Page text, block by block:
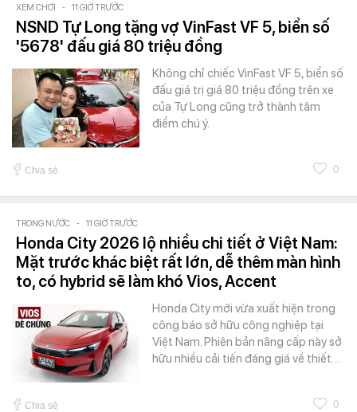
XEM CHƠI - 11 GIỜ TRƯỚC
NSND Tự Long tặng vợ VinFast VF 5, biển số
'5678' đấu giá 80 triệu đồng
Không chỉ chiếc VinFast VF 5, biển số
đấu giá trị giá 80 triệu đồng trên xe
của Tự Long cũng trở thành tâm
điểm chú ý.
Chia sẻ 0
TRONG NƯỚC - 11 GIỜ TRƯỚC
Honda City 2026 lộ nhiều chi tiết ở Việt Nam:
Mặt trước khác biệt rất lớn, dễ thêm màn hình
to, có hybrid sẽ làm khó Vios, Accent
Honda City mới vừa xuất hiện trong
công báo sở hữu công nghiệp tại
Việt Nam. Phiên bản nâng cấp này sở
hữu nhiều cải tiến đáng giá về thiết…
Chia sẻ 0